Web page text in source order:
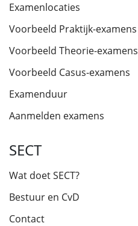
Examenlocaties
Voorbeeld Praktijk-examens
Voorbeeld Theorie-examens
Voorbeeld Casus-examens
Examenduur
Aanmelden examens
SECT
Wat doet SECT?
Bestuur en CvD
Contact